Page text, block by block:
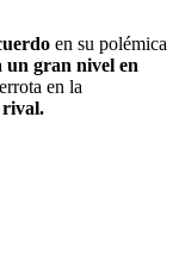
en su polémica
un gran nivel en
en la
rival.